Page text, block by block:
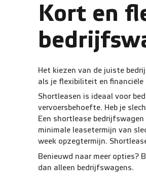
Kort en
Het kiezen van de juiste
als je flexibiliteit en
Shortleasen is ideaal voor
vervoersbehoefte. Heb je
Een shortlease
minimale leasetermijn van
week opzegtermijn.
Benieuwd naar meer opties?
dan alleen bedrijfswagens.